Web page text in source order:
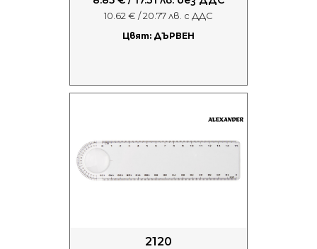
10.62 € / 20.77 лв. с ДДС
Цвят: ДЪРВЕН
2120